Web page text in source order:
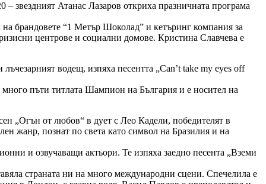
звездният Атанас Лазаров откриха празничната програма
брандовете “1 Метър Шоколад” и кетъринг компания за
центрове и социални домове. Кристина Славчева е
водещ, изпяха песентта „Can’t take my eyes off
много пъти титлата Шампион на България и е носител на
„Огън от любов“ в дует с Лео Кадели, победителят в
жанр, познат по света като символ на Бразилия и на
и озвучаващи актьори. Те изпяха заедно песента „Вземи
страната ни на много международни сцени. Спечелила е